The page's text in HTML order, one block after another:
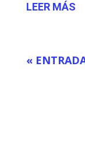
LEER MÁS
«